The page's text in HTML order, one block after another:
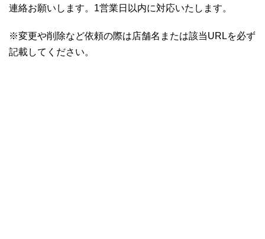
連絡お願いします。1営業日以内に対応いたします。
※変更や削除など依頼の際は店舗名または該当URLを必ず
記載してください。